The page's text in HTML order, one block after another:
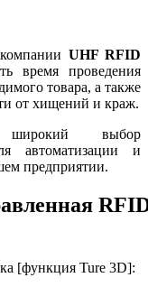
UHF RFID
время проведения
товара, а также
от хищений и краж.
выбор
автоматизации и
предприятии.
[функция Ture 3D]: